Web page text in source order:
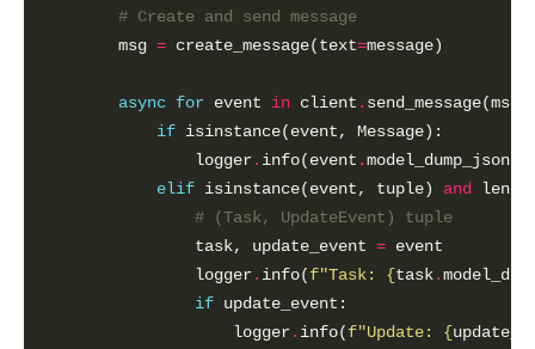
# Create and send message
        msg
= create_message(text=
async for event in client .
if
                logger
. info(event .
elif isinstance(event, tuple) and
# (Task, UpdateEvent) tuple
                task, update_event
=
                logger
. info(f"Task: {task.
if
                    logger
. info(f"Update: {